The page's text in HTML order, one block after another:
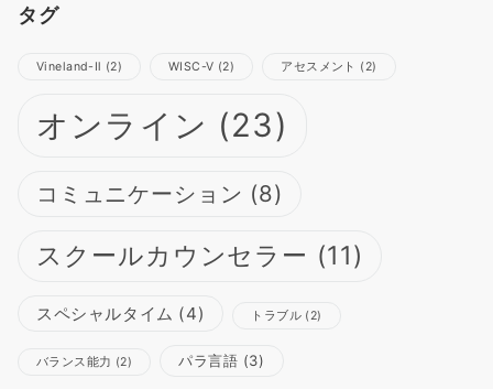
タグ
Vineland-Ⅱ (2) WISC-Ⅴ (2) アセスメント (2)
オンライン (23)
コミュニケーション (8)
スクールカウンセラー (11)
スペシャルタイム (4) トラブル (2)
バランス能力 (2) パラ言語 (3)